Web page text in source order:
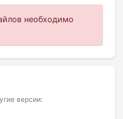
необходимо
версии: